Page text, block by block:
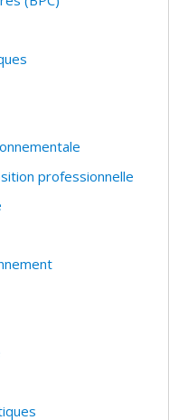
professionnelle